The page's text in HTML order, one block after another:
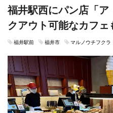
福井駅西にパン店「
クアウト可能なカフェ
福井駅前 福井市 マルノウチフクラ